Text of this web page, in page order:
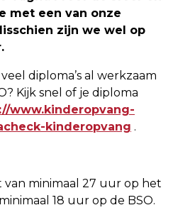
met een van onze
zijn we wel op
diploma’s al werkzaam
Kijk snel of je diploma
www.kinderopvang-
kinderopvang .
van minimaal 27 uur op het
18 uur op de BSO.